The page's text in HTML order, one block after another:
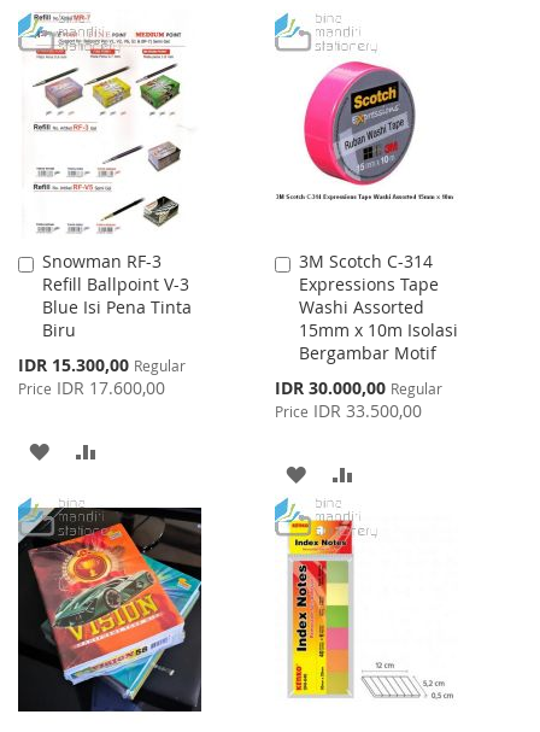
TO
WISH
LIST
TO
COMPARE
TO
WISH
LIST
TO
COMPARE
Snowman RF-3
Refill Ballpoint V-3
Blue Isi Pena Tinta
Biru
Special
Price
IDR 15.300,00 Regular
Price IDR 17.600,00
Add
to
Cart
ADD
WISH
LIST
COMPARE
3M Scotch C-314
Expressions Tape
Washi Assorted
15mm x 10m Isolasi
Bergambar Motif
Special
Price
IDR 30.000,00 Regular
Price IDR 33.500,00
Add
to
Cart
ADD
TO
WISH
LIST
TO
COMPARE